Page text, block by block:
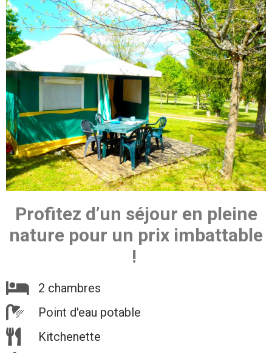
Profitez d’un séjour en pleine
nature pour un prix imbattable
!
2 chambres
Point d'eau potable
Kitchenette